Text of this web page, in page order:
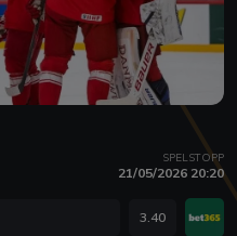
SPELSTOPP
21/05/2026 20:20
3.40